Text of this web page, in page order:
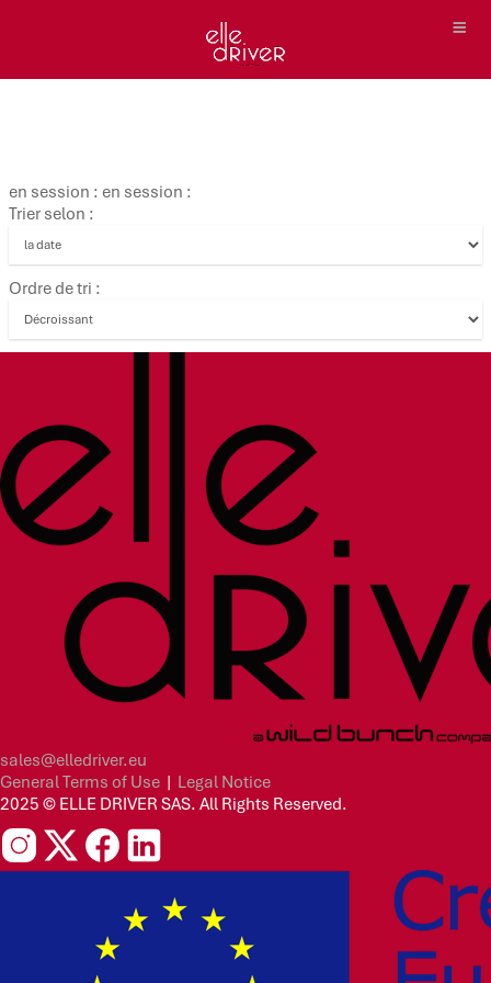
en session : en session :
Trier selon :
Ordre de tri :
sales@elledriver.eu
General Terms of Use | Legal Notice
2025 © ELLE DRIVER SAS. All Rights Reserved.